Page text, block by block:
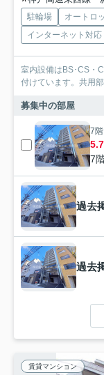
駐輪場 オートロ
インターネット対応
室内設備はBS･CS・
付けています。共用
募集中の部屋
7階
7
過去
過去
賃貸マンション